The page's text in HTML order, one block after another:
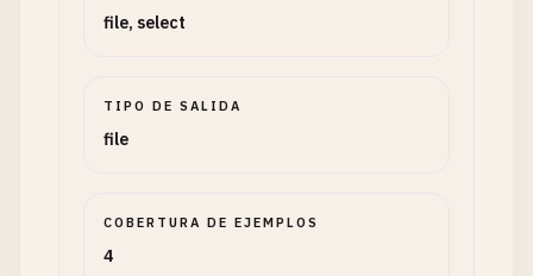
file, select
TIPO DE SALIDA
file
COBERTURA DE EJEMPLOS
4